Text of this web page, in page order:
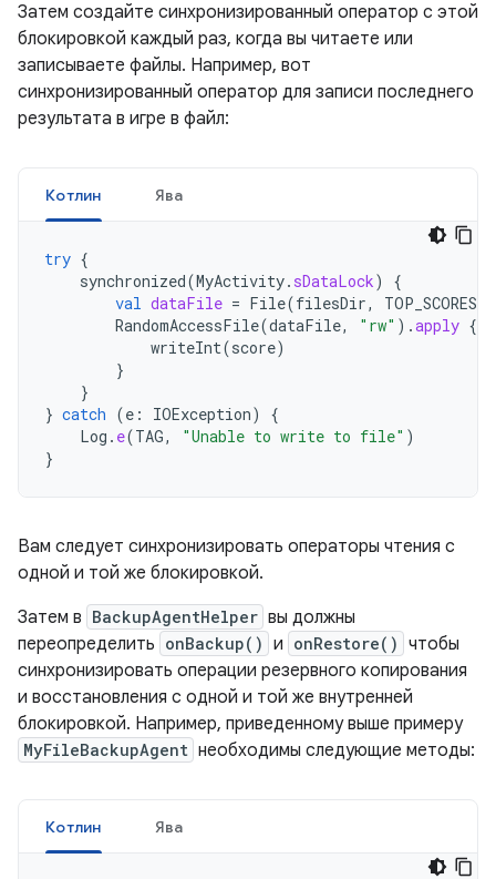
Затем создайте синхронизированный оператор с этой
блокировкой каждый раз, когда вы читаете или
записываете файлы. Например, вот
синхронизированный оператор для записи последнего
результата в игре в файл:
Котлин Ява
try {
synchronized(MyActivity. sDataLock)
{
val dataFile = File(filesDir, TOP_SCORES
RandomAccessFile(dataFile, "rw" ).apply {
writeInt(score)
}
}
} catch (e : IOException)
{
Log . e(TAG, "Unable to write to file" )
}
Вам следует синхронизировать операторы чтения с
одной и той же блокировкой.
Затем в BackupAgentHelper вы должны
переопределить onBackup() и onRestore() чтобы
синхронизировать операции резервного копирования
и восстановления с одной и той же внутренней
блокировкой. Например, приведенному выше примеру
MyFileBackupAgent необходимы следующие методы:
Котлин Ява